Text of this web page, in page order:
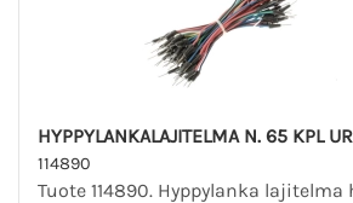
HYPPYLANKALAJITELMA N. 65 KPL
114890
Tuote 114890. Hyppylanka lajitelma